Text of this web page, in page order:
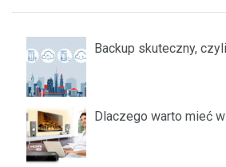
Backup skuteczny,
Dlaczego warto mieć